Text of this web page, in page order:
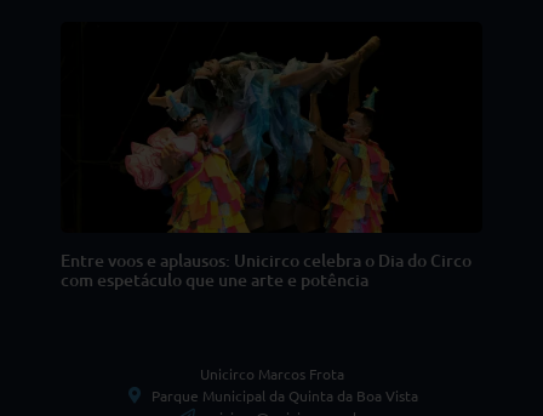
Entre voos e aplausos: Unicirco celebra o Dia do Circo
com espetáculo que une arte e potência
Unicirco Marcos Frota
Parque Municipal da Quinta da Boa Vista